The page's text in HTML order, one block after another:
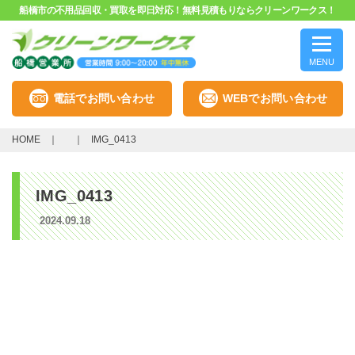
船橋市の不用品回収・買取を即日対応！無料見積もりならクリーンワークス！
MENU
電話でお問い合わせ WEBでお問い合わせ
HOME IMG_0413
IMG_0413
2024.09.18